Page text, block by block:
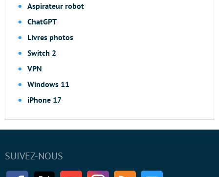
Aspirateur robot
ChatGPT
Livres photos
Switch 2
VPN
Windows 11
iPhone 17
SUIVEZ-NOUS